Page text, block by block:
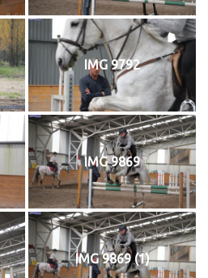
IMG 9792
IMG 9869
IMG 9869 (1)